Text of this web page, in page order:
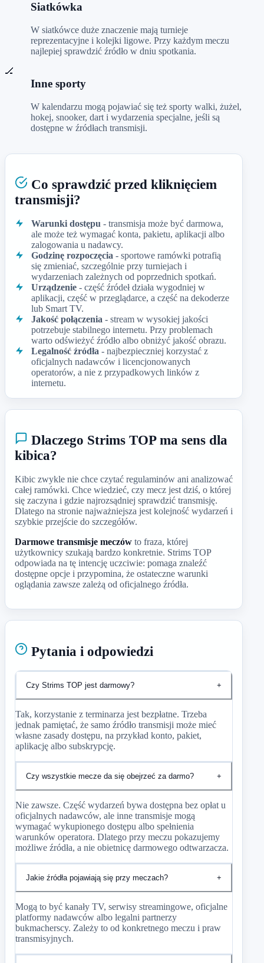
Siatkówka
W siatkówce duże znaczenie mają turnieje
reprezentacyjne i kolejki ligowe. Przy każdym meczu
najlepiej sprawdzić źródło w dniu spotkania.
🏒
Inne sporty
W kalendarzu mogą pojawiać się też sporty walki, żużel,
hokej, snooker, dart i wydarzenia specjalne, jeśli są
dostępne w źródłach transmisji.
Co sprawdzić przed kliknięciem
transmisji?
Warunki dostępu - transmisja może być darmowa,
ale może też wymagać konta, pakietu, aplikacji albo
zalogowania u nadawcy.
Godzinę rozpoczęcia - sportowe ramówki potrafią
się zmieniać, szczególnie przy turniejach i
wydarzeniach zależnych od poprzednich spotkań.
Urządzenie - część źródeł działa wygodniej w
aplikacji, część w przeglądarce, a część na dekoderze
lub Smart TV.
Jakość połączenia - stream w wysokiej jakości
potrzebuje stabilnego internetu. Przy problemach
warto odświeżyć źródło albo obniżyć jakość obrazu.
Legalność źródła - najbezpieczniej korzystać z
oficjalnych nadawców i licencjonowanych
operatorów, a nie z przypadkowych linków z
internetu.
Dlaczego Strims TOP ma sens dla
kibica?
Kibic zwykle nie chce czytać regulaminów ani analizować
całej ramówki. Chce wiedzieć, czy mecz jest dziś, o której
się zaczyna i gdzie najrozsądniej sprawdzić transmisję.
Dlatego na stronie najważniejsza jest kolejność wydarzeń i
szybkie przejście do szczegółów.
Darmowe transmisje meczów to fraza, której
użytkownicy szukają bardzo konkretnie. Strims TOP
odpowiada na tę intencję uczciwie: pomaga znaleźć
dostępne opcje i przypomina, że ostateczne warunki
oglądania zawsze zależą od oficjalnego źródła.
Pytania i odpowiedzi
Czy Strims TOP jest darmowy? +
Tak, korzystanie z terminarza jest bezpłatne. Trzeba
jednak pamiętać, że samo źródło transmisji może mieć
własne zasady dostępu, na przykład konto, pakiet,
aplikację albo subskrypcję.
Czy wszystkie mecze da się obejrzeć za darmo? +
Nie zawsze. Część wydarzeń bywa dostępna bez opłat u
oficjalnych nadawców, ale inne transmisje mogą
wymagać wykupionego dostępu albo spełnienia
warunków operatora. Dlatego przy meczu pokazujemy
możliwe źródła, a nie obietnicę darmowego odtwarzacza.
Jakie źródła pojawiają się przy meczach? +
Mogą to być kanały TV, serwisy streamingowe, oficjalne
platformy nadawców albo legalni partnerzy
bukmacherscy. Zależy to od konkretnego meczu i praw
transmisyjnych.